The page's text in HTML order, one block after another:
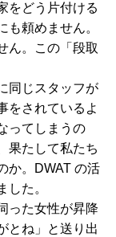
をどう片付ける
頼めません。
ん。この「段取
同じスタッフが
をされているよ
ってしまうの
果たして私たち
か。DWAT の活
した。
った女性が昇降
とね」と送り出